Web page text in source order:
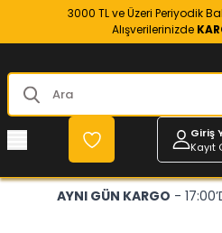
3000 TL ve Üzeri Periyodik
Alışverilerinizde
Giriş
Kayıt
AYNI GÜN KARGO -